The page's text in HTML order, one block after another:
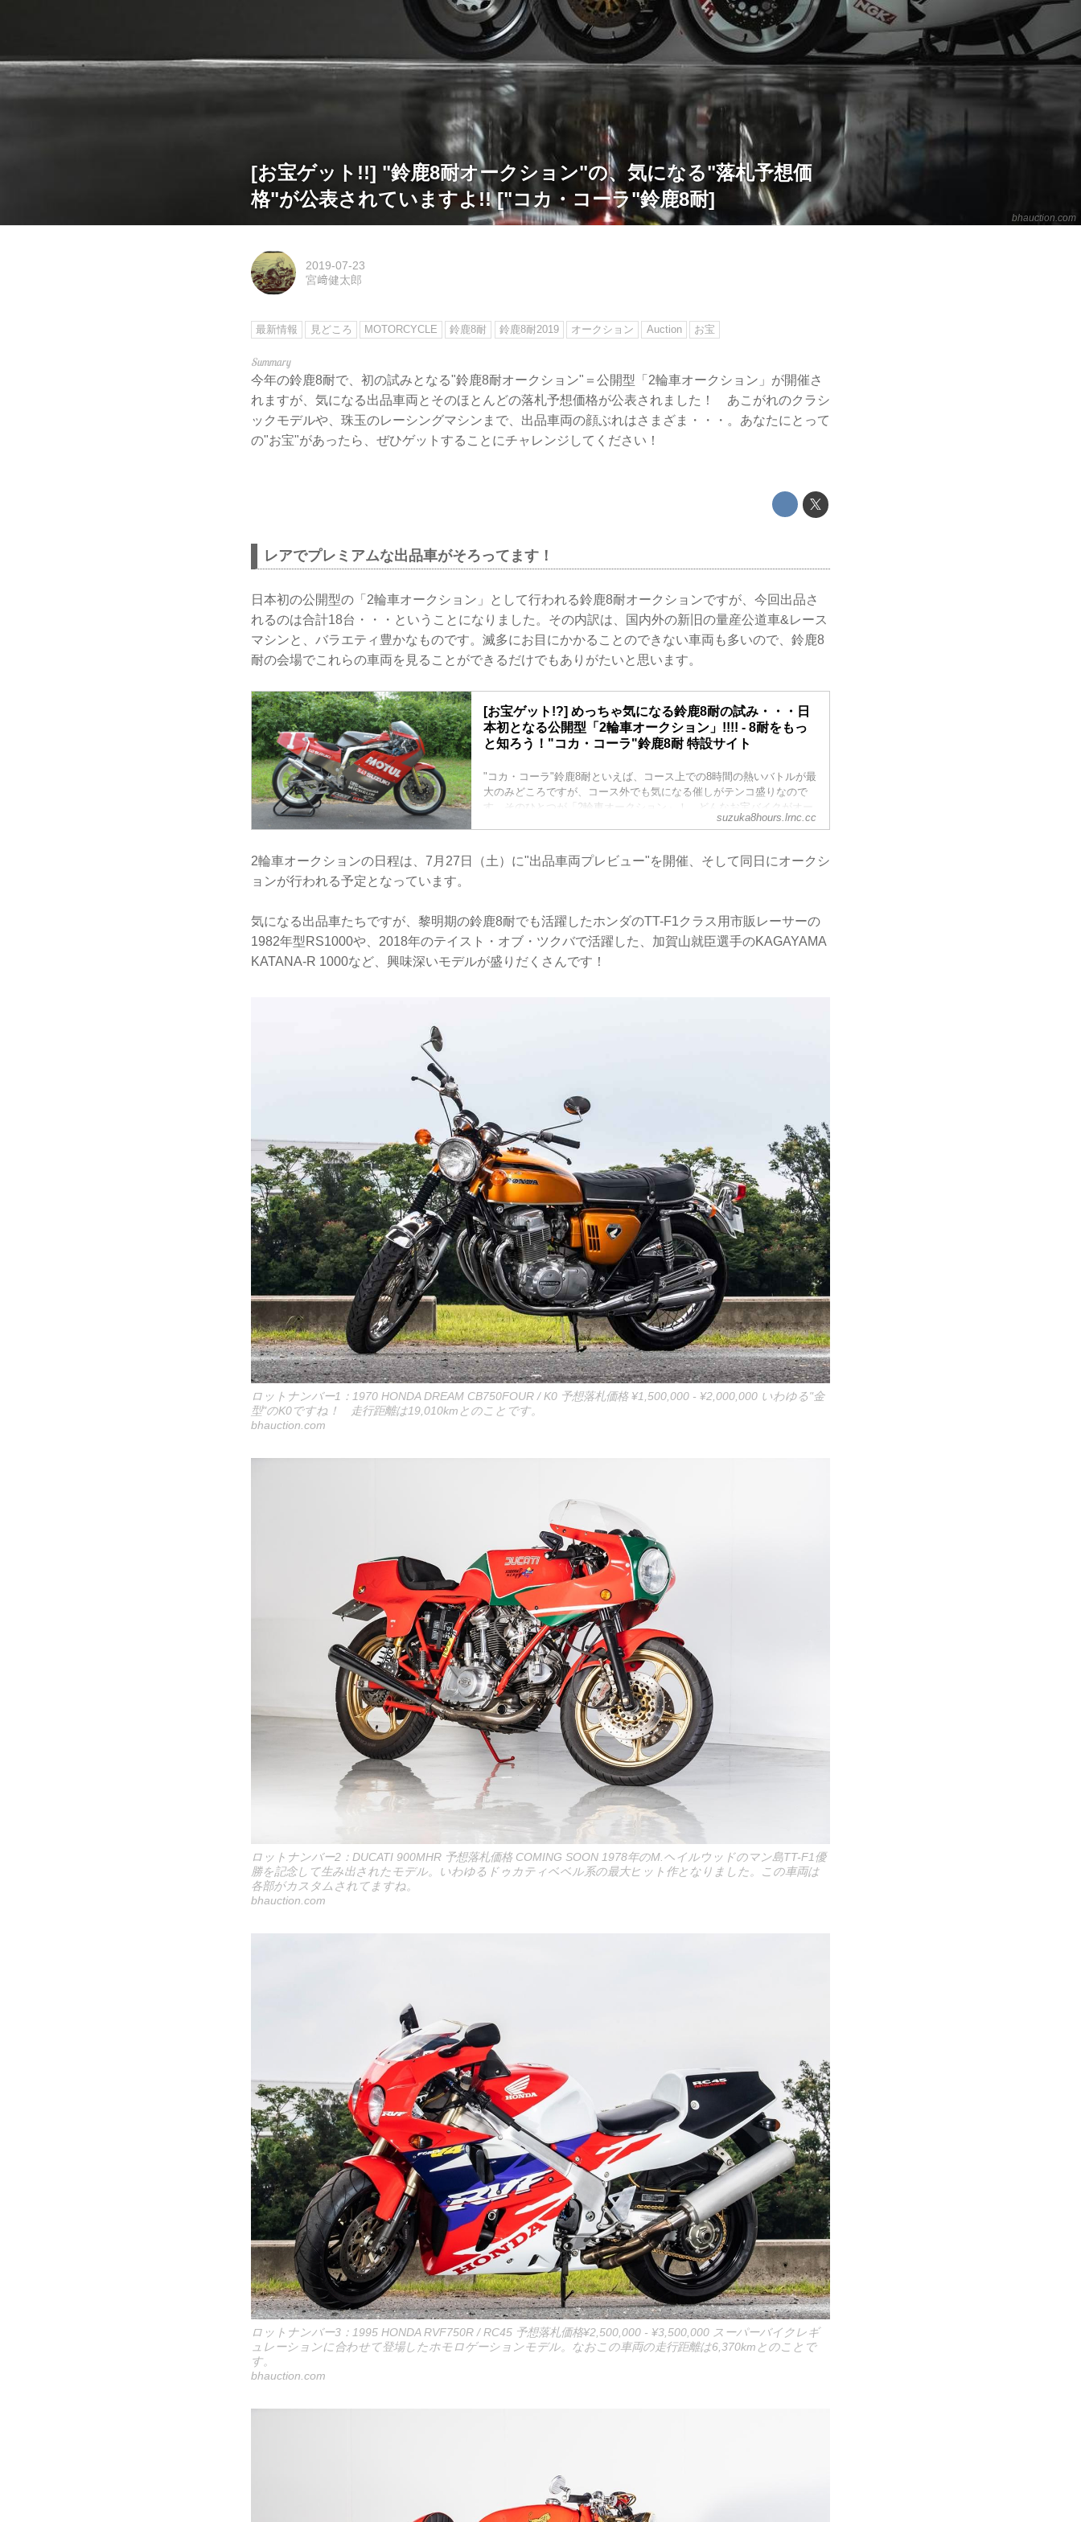
bhauction.com
[お宝ゲット!!] "鈴鹿8耐オークション"の、気になる"落札予想価
格"が公表されていますよ!! ["コカ・コーラ"鈴鹿8耐]
2019-07-23
宮﨑健太郎
最新情報 見どころ MOTORCYCLE 鈴鹿8耐 鈴鹿8耐2019 オークション Auction お宝
今年の鈴鹿8耐で、初の試みとなる"鈴鹿8耐オークション"＝公開型「2輪車オークション」が開催さ
れますが、気になる出品車両とそのほとんどの落札予想価格が公表されました！ あこがれのクラシ
ックモデルや、珠玉のレーシングマシンまで、出品車両の顔ぶれはさまざま・・・。あなたにとって
の"お宝"があったら、ぜひゲットすることにチャレンジしてください！
レアでプレミアムな出品車がそろってます！
日本初の公開型の「2輪車オークション」として行われる鈴鹿8耐オークションですが、今回出品さ
れるのは合計18台・・・ということになりました。その内訳は、国内外の新旧の量産公道車&レース
マシンと、バラエティ豊かなものです。滅多にお目にかかることのできない車両も多いので、鈴鹿8
耐の会場でこれらの車両を見ることができるだけでもありがたいと思います。
[お宝ゲット!?] めっちゃ気になる鈴鹿8耐の試み・・・日
本初となる公開型「2輪車オークション」!!!! - 8耐をもっ
と知ろう！"コカ・コーラ"鈴鹿8耐 特設サイト
"コカ・コーラ"鈴鹿8耐といえば、コース上での8時間の熱いバトルが最
大のみどころですが、コース外でも気になる催しがテンコ盛りなので
す。そのひとつが「2輪車オークション」！ どんなお宝バイクがオー
クションに出品されるのか・・・？ 今から気になりますね！
suzuka8hours.lrnc.cc
2輪車オークションの日程は、7月27日（土）に"出品車両プレビュー"を開催、そして同日にオークシ
ョンが行われる予定となっています。
気になる出品車たちですが、黎明期の鈴鹿8耐でも活躍したホンダのTT-F1クラス用市販レーサーの
1982年型RS1000や、2018年のテイスト・オブ・ツクバで活躍した、加賀山就臣選手のKAGAYAMA
KATANA-R 1000など、興味深いモデルが盛りだくさんです！
ロットナンバー1：1970 HONDA DREAM CB750FOUR / K0 予想落札価格 ¥1,500,000 - ¥2,000,000 いわゆる"金
型"のK0ですね！ 走行距離は19,010kmとのことです。
bhauction.com
ロットナンバー2：DUCATI 900MHR 予想落札価格 COMING SOON 1978年のM.ヘイルウッドのマン島TT-F1優
勝を記念して生み出されたモデル。いわゆるドゥカティベベル系の最大ヒット作となりました。この車両は
各部がカスタムされてますね。
bhauction.com
ロットナンバー3：1995 HONDA RVF750R / RC45 予想落札価格¥2,500,000 - ¥3,500,000 スーパーバイクレギ
ュレーションに合わせて登場したホモロゲーションモデル。なおこの車両の走行距離は6,370kmとのことで
す。
bhauction.com